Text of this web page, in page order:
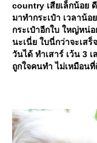
country เสียเล็กน้อย
มาทำกระเป๋า เวลาน้
กระเป๋าอีกใบ ใหญ่หน่อ
นะเนี่ย ใบนี่กว่าจะเส
วันได้ ทำเสาร์ เว้น 3
ถูกใจคนทำ ไม่เหมือน